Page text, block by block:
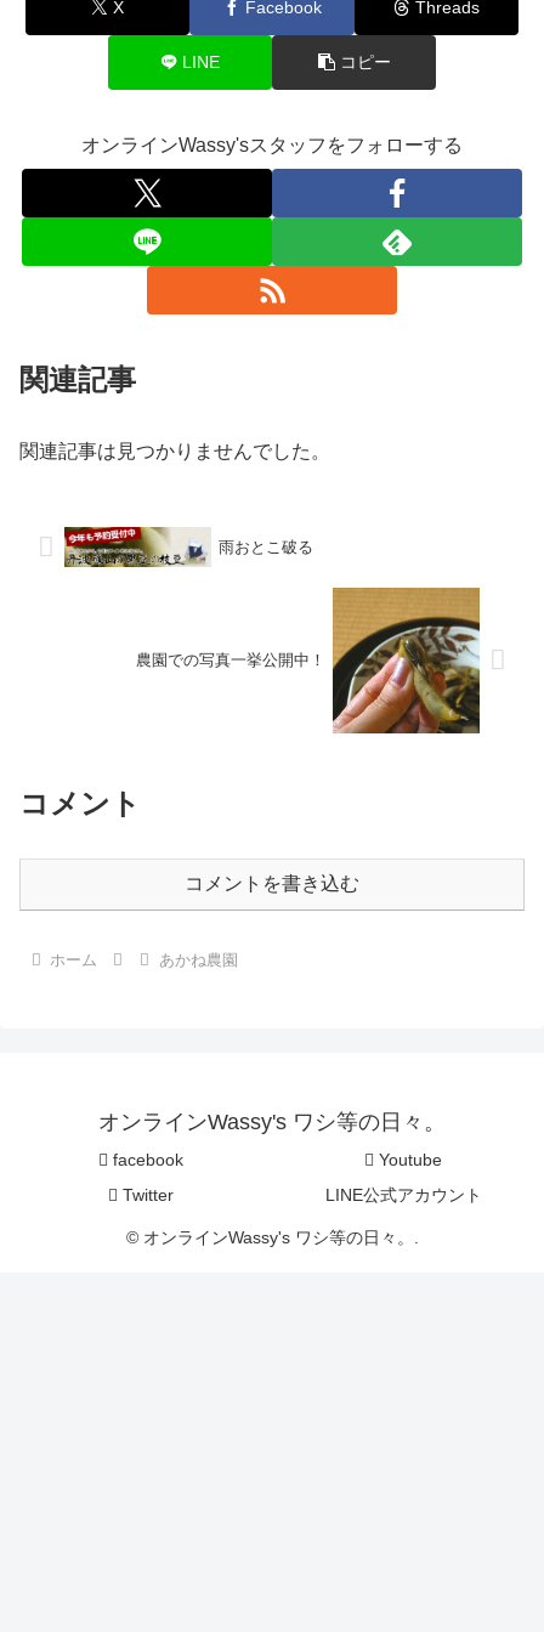
X Facebook Threads
LINE コピー
オンラインWassy'sスタッフをフォローする
関連記事
関連記事は見つかりませんでした。
雨おとこ破る
農園での写真一挙公開中！
コメント
コメントを書き込む
ホーム あかね農園
オンラインWassy's ワシ等の日々。
facebook
Youtube
Twitter
LINE公式アカウント
© オンラインWassy's ワシ等の日々。.